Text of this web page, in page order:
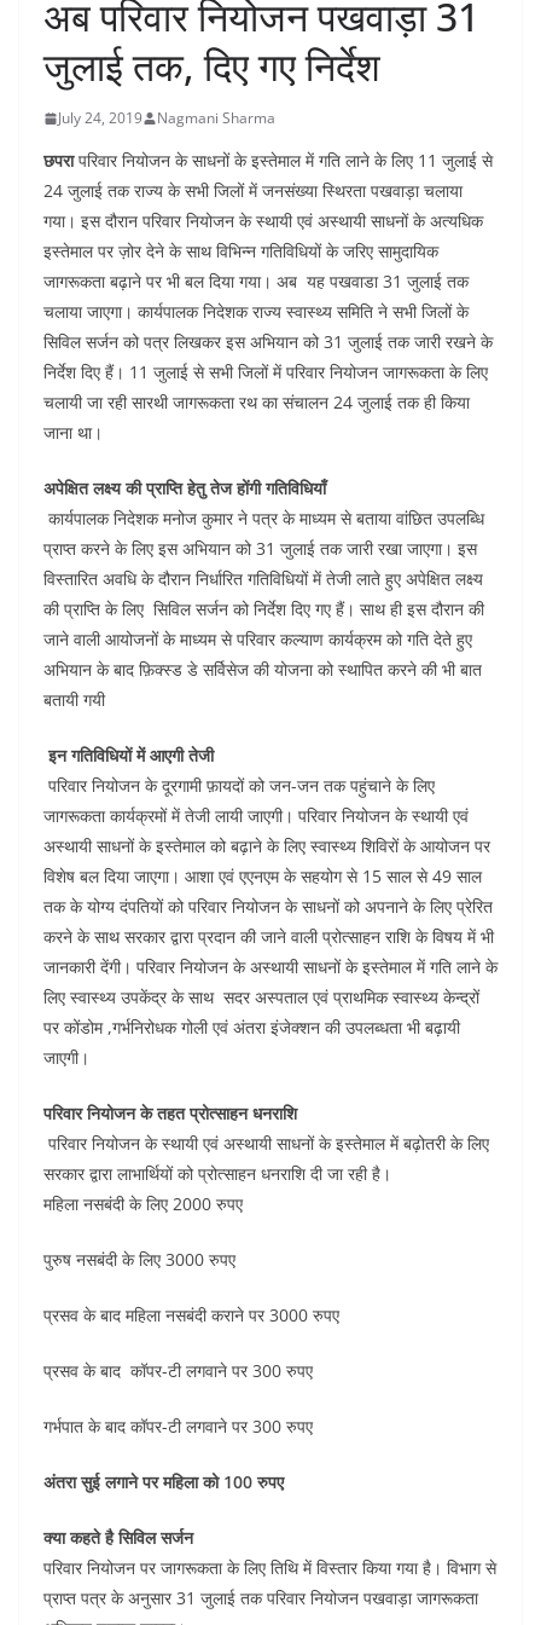
अब परिवार नियोजन पखवाड़ा 31
जुलाई तक, दिए गए निर्देश
July 24, 2019 Nagmani Sharma
छपरापरिवार नियोजन के साधनों के इस्तेमाल में गति लाने के लिए 11 जुलाई से
24 जुलाई तक राज्य के सभी जिलों में जनसंख्या स्थिरता पखवाड़ा चलाया
गया। इस दौरान परिवार नियोजन के स्थायी एवं अस्थायी साधनों के अत्यधिक
इस्तेमाल पर ज़ोर देने के साथ विभिन्न गतिविधियों के जरिए सामुदायिक
जागरूकता बढ़ाने पर भी बल दिया गया। अब यह पखवाडा 31 जुलाई तक
चलाया जाएगा। कार्यपालक निदेशक राज्य स्वास्थ्य समिति ने सभी जिलों के
सिविल सर्जन को पत्र लिखकर इस अभियान को 31 जुलाई तक जारी रखने के
निर्देश दिए हैं। 11 जुलाई से सभी जिलों में परिवार नियोजन जागरूकता के लिए
चलायी जा रही सारथी जागरूकता रथ का संचालन 24 जुलाई तक ही किया
जाना था।
अपेक्षित लक्ष्य की प्राप्ति हेतु तेज होंगी गतिविधियाँ
कार्यपालक निदेशक मनोज कुमार ने पत्र के माध्यम से बताया वांछित उपलब्धि
प्राप्त करने के लिए इस अभियान को 31 जुलाई तक जारी रखा जाएगा। इस
विस्तारित अवधि के दौरान निर्धारित गतिविधियों में तेजी लाते हुए अपेक्षित लक्ष्य
की प्राप्ति के लिए सिविल सर्जन को निर्देश दिए गए हैं। साथ ही इस दौरान की
जाने वाली आयोजनों के माध्यम से परिवार कल्याण कार्यक्रम को गति देते हुए
अभियान के बाद फ़िक्स्ड डे सर्विसेज की योजना को स्थापित करने की भी बात
बतायी गयी
इन गतिविधियों में आएगी तेजी
परिवार नियोजन के दूरगामी फ़ायदों को जन-जन तक पहुंचाने के लिए
जागरूकता कार्यक्रमों में तेजी लायी जाएगी। परिवार नियोजन के स्थायी एवं
अस्थायी साधनों के इस्तेमाल को बढ़ाने के लिए स्वास्थ्य शिविरों के आयोजन पर
विशेष बल दिया जाएगा। आशा एवं एएनएम के सहयोग से 15 साल से 49 साल
तक के योग्य दंपतियों को परिवार नियोजन के साधनों को अपनाने के लिए प्रेरित
करने के साथ सरकार द्वारा प्रदान की जाने वाली प्रोत्साहन राशि के विषय में भी
जानकारी देंगी। परिवार नियोजन के अस्थायी साधनों के इस्तेमाल में गति लाने के
लिए स्वास्थ्य उपकेंद्र के साथ सदर अस्पताल एवं प्राथमिक स्वास्थ्य केन्द्रों
पर कोंडोम ,गर्भनिरोधक गोली एवं अंतरा इंजेक्शन की उपलब्धता भी बढ़ायी
जाएगी।
परिवार नियोजन के तहत प्रोत्साहन धनराशि
परिवार नियोजन के स्थायी एवं अस्थायी साधनों के इस्तेमाल में बढ़ोतरी के लिए
सरकार द्वारा लाभार्थियों को प्रोत्साहन धनराशि दी जा रही है।
महिला नसबंदी के लिए 2000 रुपए
पुरुष नसबंदी के लिए 3000 रुपए
प्रसव के बाद महिला नसबंदी कराने पर 3000 रुपए
प्रसव के बाद कॉपर-टी लगवाने पर 300 रुपए
गर्भपात के बाद कॉपर-टी लगवाने पर 300 रुपए
अंतरा सुई लगाने पर महिला को 100 रुपए
क्या कहते है सिविल सर्जन
परिवार नियोजन पर जागरूकता के लिए तिथि में विस्तार किया गया है। विभाग से
प्राप्त पत्र के अनुसार 31 जुलाई तक परिवार नियोजन पखवाड़ा जागरूकता